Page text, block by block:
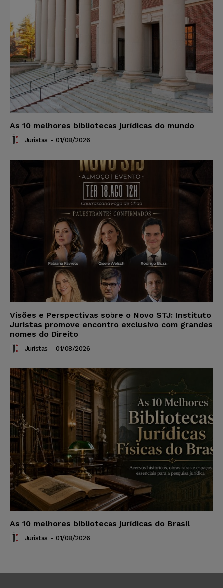
As 10 melhores bibliotecas jurídicas do mundo
Juristas - 01/08/2026
Visões e Perspectivas sobre o Novo STJ: Instituto
Juristas promove encontro exclusivo com grandes
nomes do Direito
Juristas - 01/08/2026
As 10 melhores bibliotecas jurídicas do Brasil
Juristas - 01/08/2026